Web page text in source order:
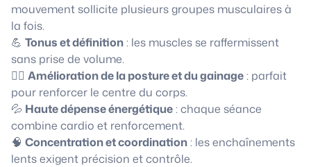
mouvement sollicite plusieurs groupes musculaires à
la fois.
💪 Tonus et définition: les muscles se raffermissent
sans prise de volume.
🧘‍♀️ Amélioration de la posture et du gainage: parfait
pour renforcer le centre du corps.
💦 Haute dépense énergétique: chaque séance
combine cardio et renforcement.
🧠 Concentration et coordination: les enchaînements
lents exigent précision et contrôle.